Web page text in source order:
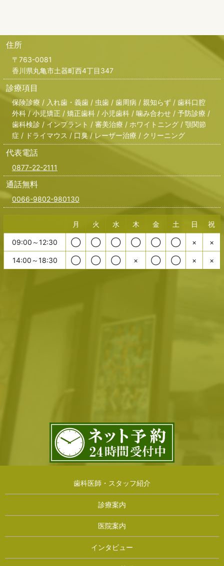
住所
〒763-0081
香川県丸亀市土器町西4丁目347
診療項目
保険診療 / 入れ歯・義歯 / 虫歯 / 歯周病 / 親知らず / 歯科口腔
外科 / 小児矯正 / 矯正歯科 / 小児歯科 / 噛み合わせ / 予防診療 /
歯科検診 / インプラント / 審美治療 / ホワイトニング / 顎関節
症 / ドライマウス / 口臭 / レーザー治療 / クリーニング
代表電話
0877-22-2111
通話無料
0066-9802-980130
月 火 水 木 金 土 日 祝
09:00～12:30 ◯ ◯ ◯ ◯ ◯ ◯ × ×
14:00～18:30 ◯ ◯ ◯ × ◯ ◯ × ×
歯科医師・スタッフ紹介
診療案内
医院案内
インタビュー